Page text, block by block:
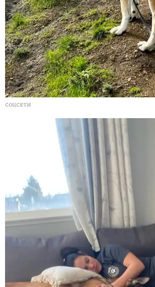
СОЦСЕТИ